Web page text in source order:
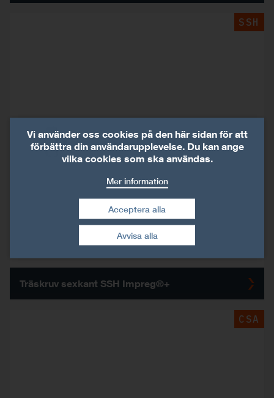
SSH
Träskruv sexkant SSH Impreg®+
CSA
Vi använder oss cookies på den här sidan för att
förbättra din användarupplevelse. Du kan ange
vilka cookies som ska användas.
Mer information
Avvisa alla
Acceptera alla
Dra tillbaka mitt
samtycke